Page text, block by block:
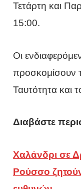
Τετάρτη και
15:00.
Οι
προσκομίσουν
Ταυτότητα και
Διαβάστε
Χαλάνδρι σε
Ρούσσο